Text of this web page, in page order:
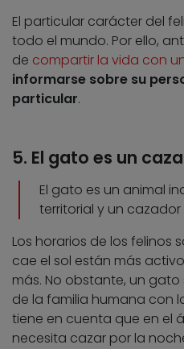
El particular carácter del
todo el mundo. Por ello,
de compartir la vida con
informarse sobre su
particular.
5. El gato es un
El gato es un animal
territorial y un
Los horarios de los felinos
cae el sol están más
más. No obstante, un
de la familia humana con
tiene en cuenta que en el
necesita cazar por la